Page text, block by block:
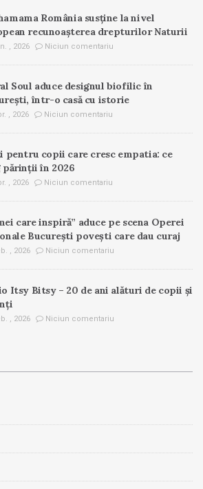
România susține la nivel
recunoașterea drepturilor Naturii
, 2026 Niciun comentariu
Soul aduce designul biofilic în
într-o casă cu istorie
, 2026 Niciun comentariu
pentru copii care cresc empatia: ce
părinții în 2026
, 2026 Niciun comentariu
care inspiră” aduce pe scena Operei
București povești care dau curaj
, 2026 Niciun comentariu
Itsy Bitsy – 20 de ani alături de copii și
, 2026 Niciun comentariu